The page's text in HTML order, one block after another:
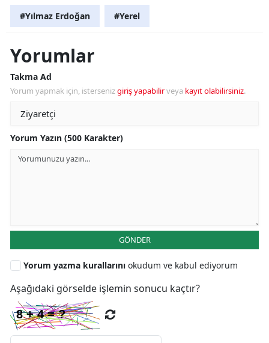
#Yılmaz Erdoğan #Yerel
Yorumlar
Takma Ad
Yorum yapmak için, istersenizgiriş yapabilirveya kayıt olabilirsiniz.
Yorum Yazın (500 Karakter)
GÖNDER
Yorum yazma kurallarını okudum ve kabul ediyorum
Aşağıdaki görselde işlemin sonucu kaçtır?